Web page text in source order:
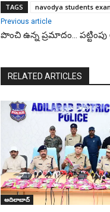
TAGS navodya students
Previous article
పొంచి ఉన్న ప్రమాదం…
RELATED ARTICLES
ఆదిలాబాద్